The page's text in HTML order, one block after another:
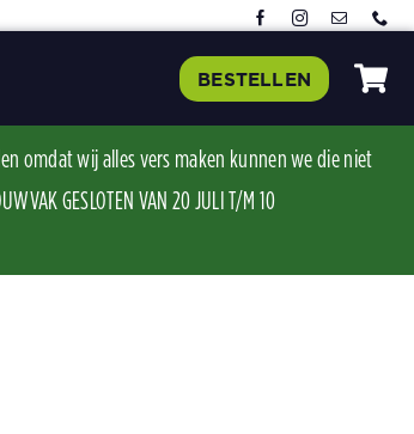
BESTELLEN
omdat wij alles vers maken kunnen we die niet
GESLOTEN VAN 20 JULI T/M 10